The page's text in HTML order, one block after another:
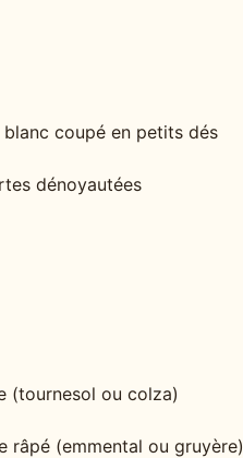
coupé en petits dés
dénoyautées
(tournesol ou colza)
râpé (emmental ou gruyère)